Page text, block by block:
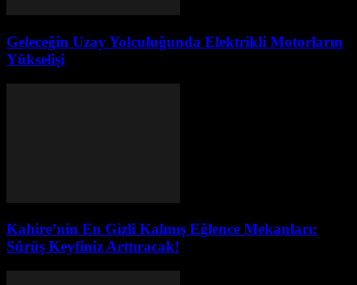
Geleceğin Uzay Yolculuğunda Elektrikli Motorların
Yükselişi
Kahire’nin En Gizli Kalmış Eğlence Mekanları:
Sürüş Keyfiniz Arttıracak!